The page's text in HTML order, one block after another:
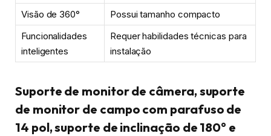
Visão de 360°
Possui tamanho compacto
Funcionalidades
inteligentes
Requer habilidades técnicas para
instalação
Suporte de monitor de câmera, suporte
de monitor de campo com parafuso de
14 pol, suporte de inclinação de 180° e